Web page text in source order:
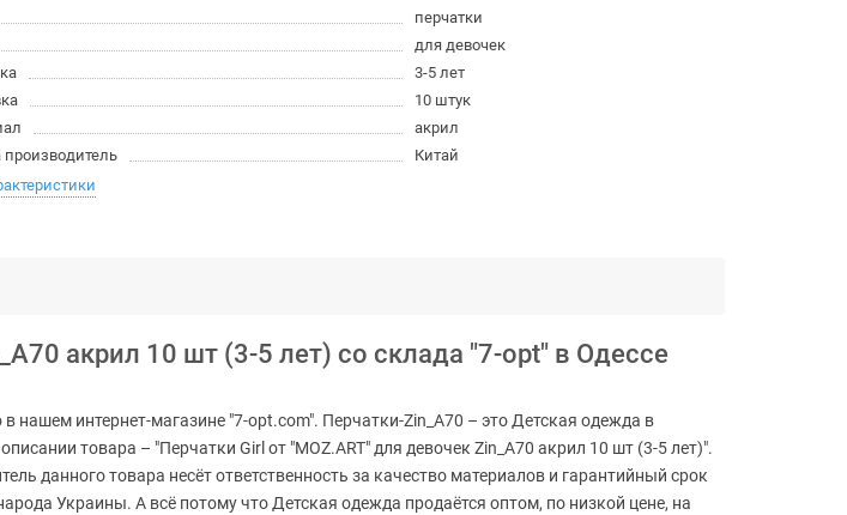
перчатки
для девочек
3-5 лет
10 штук
акрил
производитель
Китай
акрил 10 шт (3-5 лет) со склада "7-opt" в Одессе
нашем интернет-магазине "7-opt.com". Перчатки-Zin_A70 – это Детская одежда в
товара – "Перчатки Girl от "MOZ.ART" для девочек Zin_A70 акрил 10 шт (3-5 лет)".
данного товара несёт ответственность за качество материалов и гарантийный срок
Украины. А всё потому что Детская одежда продаётся оптом, по низкой цене, на